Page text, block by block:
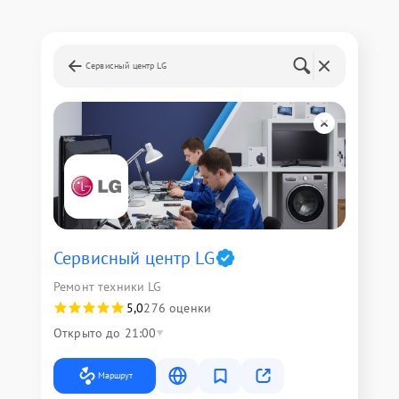
Сервисный центр LG
Сервисный центр LG
Ремонт техники LG
5,0276 оценки
Открыто до 21:00
Маршрут